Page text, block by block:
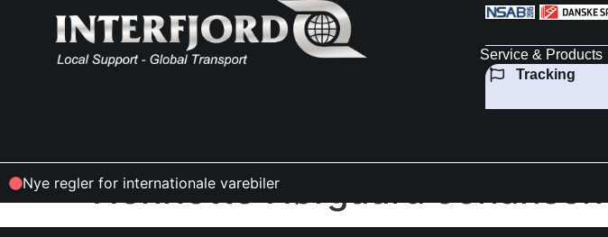
Service & Products
Tracking
Nye regler for internationale varebiler
Henriette Nørgaard Johansen